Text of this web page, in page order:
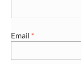
Email *